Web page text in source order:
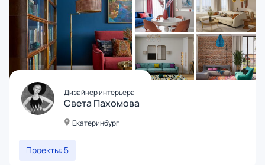
Дизайнер интерьера
Света Пахомова
Екатеринбург
Проекты: 5